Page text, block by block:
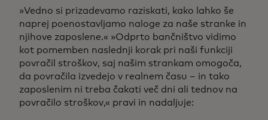
»Vedno si prizadevamo raziskati, kako lahko še
naprej poenostavljamo naloge za naše stranke in
njihove zaposlene.« »Odprto bančništvo vidimo
kot pomemben naslednji korak pri naši funkciji
povračil stroškov, saj našim strankam omogoča,
da povračila izvedejo v realnem času – in tako
zaposlenim ni treba čakati več dni ali tednov na
povračilo stroškov,« pravi in nadaljuje: